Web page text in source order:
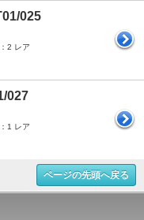
025
2 レア
027
1 レア
ページの先頭へ戻る